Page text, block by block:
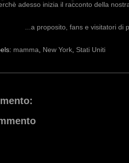
adesso inizia il racconto della
...a proposito, fans e visitatori di
mamma, New York, Stati Uniti